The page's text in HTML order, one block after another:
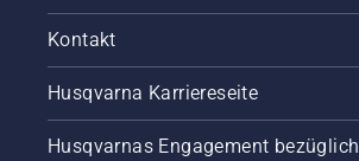
Kontakt
Husqvarna Karriereseite
Husqvarnas Engagement bezüglich